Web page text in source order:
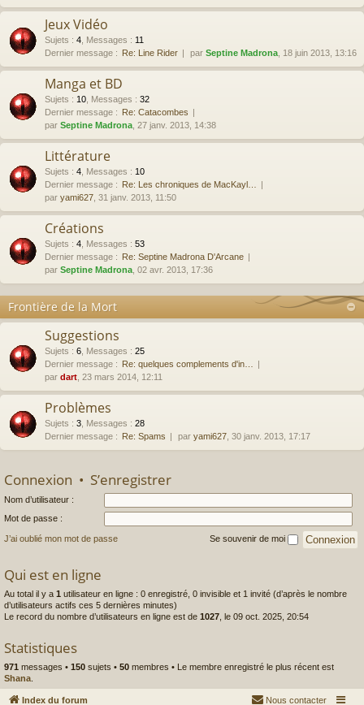
Jeux Vidéo
Sujets : 4 Messages : 11
Dernier message : Re: Line Rider par Septine Madrona , 18 juin 2013, 13:16
Manga et BD
Sujets : 10 Messages : 32
Dernier message : Re: Catacombes
par Septine Madrona , 27 janv. 2013, 14:38
Littérature
Sujets : 4 Messages : 10
Dernier message : Re: Les chroniques de MacKayl…
par yami627 , 31 janv. 2013, 11:50
Créations
Sujets : 4 Messages : 53
Dernier message : Re: Septine Madrona D'Arcane
par Septine Madrona , 02 avr. 2013, 17:36
Frontière de la Mort
Suggestions
Sujets : 6 Messages : 25
Dernier message : Re: quelques complements d'in…
par dart , 23 mars 2014, 12:11
Problèmes
Sujets : 3 Messages : 28
Dernier message : Re: Spams par yami627 , 30 janv. 2013, 17:17
Connexion • S’enregistrer
Nom d’utilisateur :
Mot de passe :
J’ai oublié mon mot de passe Se souvenir de moi
Qui est en ligne
Au total il y a 1 utilisateur en ligne : 0 enregistré, 0 invisible et 1 invité (d’après le nombre
d’utilisateurs actifs ces 5 dernières minutes)
Le record du nombre d’utilisateurs en ligne est de 1027, le 09 oct. 2025, 20:54
Statistiques
971 messages • 150 sujets • 50 membres • Le membre enregistré le plus récent est
Shana.
Index du forum Nous contacter